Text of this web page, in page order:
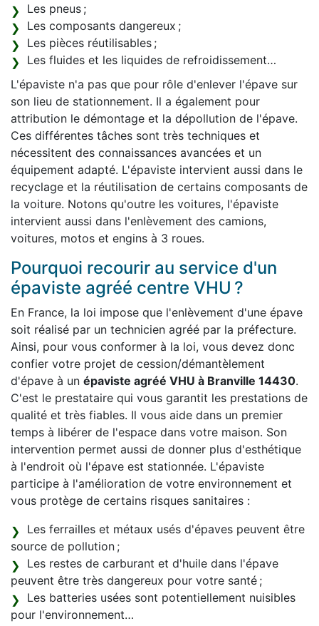
Les pneus ;
Les composants dangereux ;
Les pièces réutilisables ;
Les fluides et les liquides de refroidissement…
L'épaviste n'a pas que pour rôle d'enlever l'épave sur
son lieu de stationnement. Il a également pour
attribution le démontage et la dépollution de l'épave.
Ces différentes tâches sont très techniques et
nécessitent des connaissances avancées et un
équipement adapté. L'épaviste intervient aussi dans le
recyclage et la réutilisation de certains composants de
la voiture. Notons qu'outre les voitures, l'épaviste
intervient aussi dans l'enlèvement des camions,
voitures, motos et engins à 3 roues.
Pourquoi recourir au service d'un
épaviste agréé centre VHU ?
En France, la loi impose que l'enlèvement d'une épave
soit réalisé par un technicien agréé par la préfecture.
Ainsi, pour vous conformer à la loi, vous devez donc
confier votre projet de cession/démantèlement
d'épave à un épaviste agréé VHU à Branville 14430.
C'est le prestataire qui vous garantit les prestations de
qualité et très fiables. Il vous aide dans un premier
temps à libérer de l'espace dans votre maison. Son
intervention permet aussi de donner plus d'esthétique
à l'endroit où l'épave est stationnée. L'épaviste
participe à l'amélioration de votre environnement et
vous protège de certains risques sanitaires :
Les ferrailles et métaux usés d'épaves peuvent être
source de pollution ;
Les restes de carburant et d'huile dans l'épave
peuvent être très dangereux pour votre santé ;
Les batteries usées sont potentiellement nuisibles
pour l'environnement…